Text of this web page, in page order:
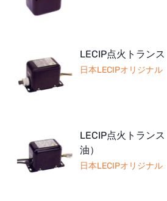
LECIP点火トランス
日本LECIPオリジナル
LECIP点火トラン
油）
日本LECIPオリジナル